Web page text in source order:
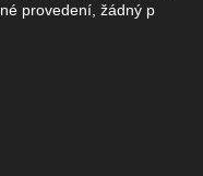
provedení, žádný p